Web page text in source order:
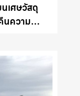
เศษวัสดุ
นความ